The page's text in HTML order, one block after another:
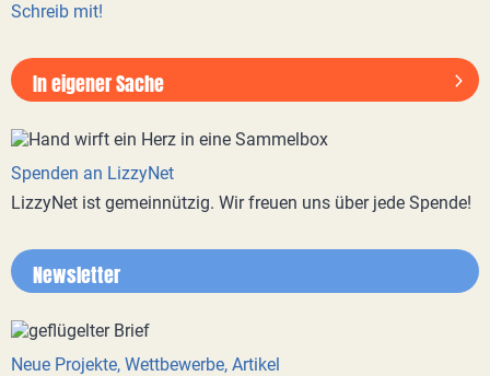
Schreib mit!
In eigener Sache
Spenden an LizzyNet
LizzyNet ist gemeinnützig. Wir freuen uns über jede Spende!
Newsletter
Neue Projekte, Wettbewerbe, Artikel